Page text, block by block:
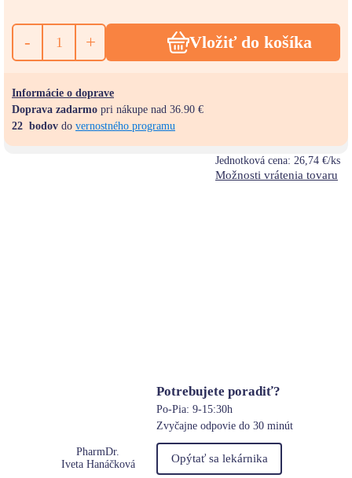
- + Vložiť do košíka
Informácie o doprave
Doprava zadarmo pri nákupe nad 36.90 €
22 bodov do vernostného programu
Jednotková cena: 26,74 €/ks
Možnosti vrátenia tovaru
PharmDr.
Iveta Hanáčková
Potrebujete poradiť?
Po-Pia: 9-15:30h
Zvyčajne odpovie do 30 minút
Opýtať sa lekárnika